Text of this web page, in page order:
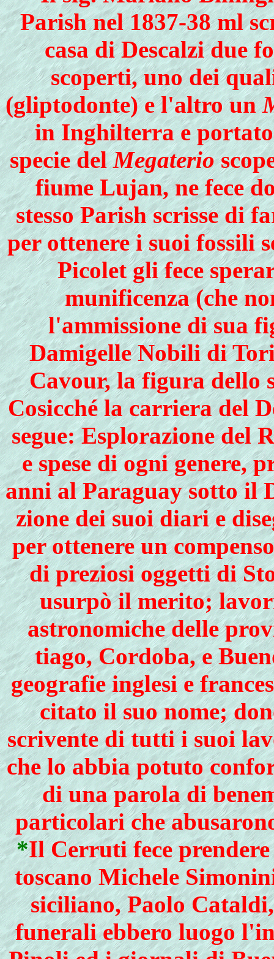
Parish nel 1837-38 ml
casa di Descalzi due
scoperti, uno dei
(gliptodonte) e l'altro un
in Inghilterra e portato
specie delMegaterio
fiume Lujan, ne fece
stesso Parish scrisse di
per otte­nere i suoi fossili
Picolet gli fece
munificenza (che
l'ammissione di sua
Damigelle Nobili di
Cavour, la figura dello
Cosicché la carriera del
segue: Esplorazione del
e spese di ogni genere,
anni al Paraguay sotto il
zione dei suoi diari e
per ottenere un
di preziosi oggetti di
usurpò il me­rito;
astronomiche delle
tiago, Cordoba, e
geografie inglesi e
citato il suo nome;
scrivente di tutti i suoi
che lo abbia potuto
di una parola di
particolari che
*IlCerruti fece prendere
toscano Michele
siciliano, Paolo
funerali ebbero luogo